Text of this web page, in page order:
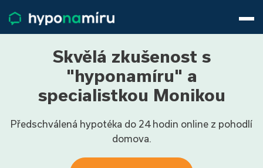
Životní pojištění
Pojištění nemovitosti
Články
O nás
800 688 388
Přihlásit
Skvělá zkušenost s
"hyponamíru" a
specialistkou Monikou
Předschválená hypotéka do 24 hodin online z pohodlí
domova.